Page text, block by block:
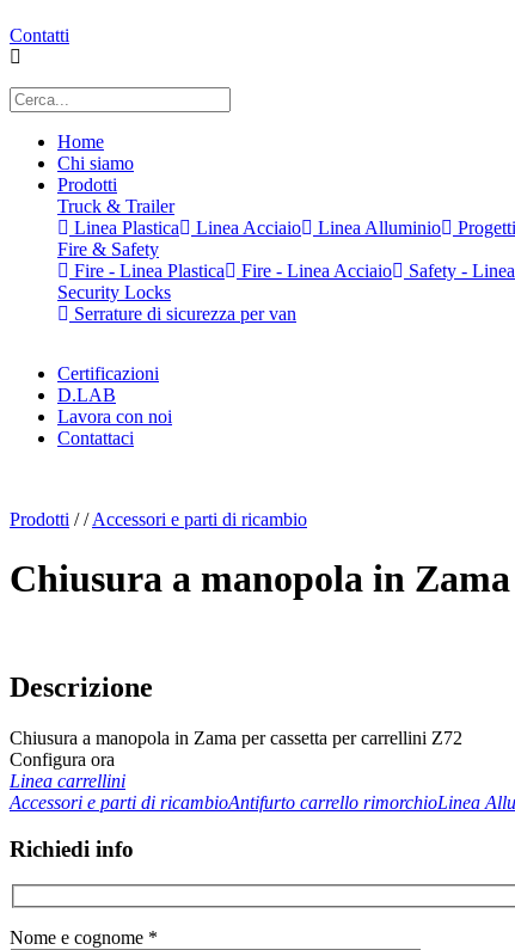
Contatti
Home
Chi siamo
Prodotti
Truck & Trailer
Linea Plastica
Linea Acciaio Linea Alluminio
Fire & Safety
Fire - Linea Plastica
Fire - Linea Acciaio Safety -
Security Locks
Serrature di sicurezza per van
Certificazioni
D.LAB
Lavora con noi
Contattaci
Prodotti //Accessori e parti di ricambio
Chiusura a manopola in Zama
Descrizione
Chiusura a manopola in Zama per cassetta per carrellini Z72
Configura ora
Linea carrellini
Accessori e parti di ricambioAntifurto carrello rimorchioLinea
Richiedi info
Nome e cognome *